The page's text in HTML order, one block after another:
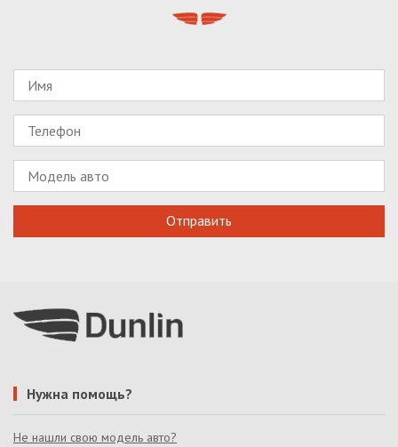
Нужна помощь?
Не нашли свою модель авто?